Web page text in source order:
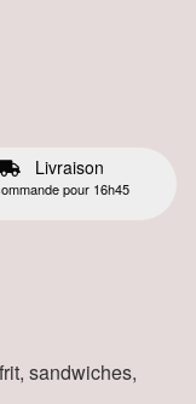
Livraison
pour 16h45
sandwiches,